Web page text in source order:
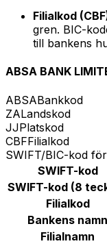
Filialkod
gren. BIC-
till bankens
ABSA BANK
ABSABankkod
ZALandskod
JJPlatskod
CBFFilialkod
SWIFT/BIC-kod
SWIFT-kod
SWIFT-kod (8
Filialkod
Bankens namn
Filialnamn